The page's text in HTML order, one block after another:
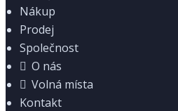
Nákup
Prodej
Společnost
O nás
Volná místa
Kontakt